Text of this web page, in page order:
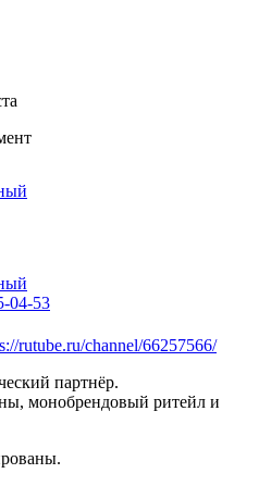
04-53
rutube.ru/channel/66257566/
партнёр.
монобрендовый ритейл и